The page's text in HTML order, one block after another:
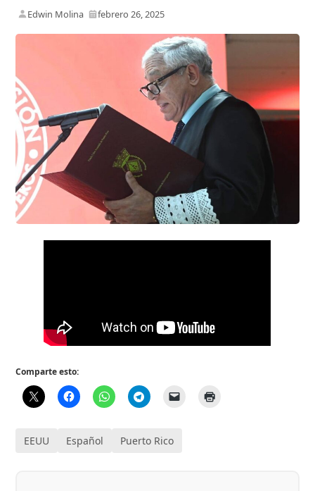
Edwin Molina febrero 26, 2025
Comparte esto:
EEUU Español Puerto Rico